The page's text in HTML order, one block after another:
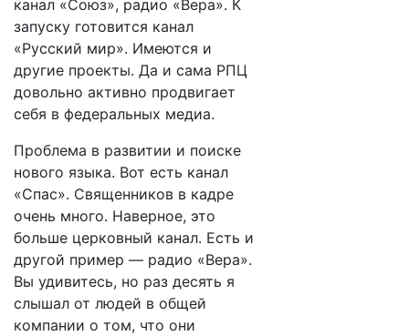
канал «Союз», радио «Вера». К
запуску готовится канал
«Русский мир». Имеются и
другие проекты. Да и сама РПЦ
довольно активно продвигает
себя в федеральных медиа.
Проблема в развитии и поиске
нового языка. Вот есть канал
«Спас». Священников в кадре
очень много. Наверное, это
больше церковный канал. Есть и
другой пример — радио «Вера».
Вы удивитесь, но раз десять я
слышал от людей в общей
компании о том, что они